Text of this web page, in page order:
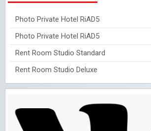
Photo Private Hotel RiAD5
Photo Private Hotel RiAD5
Rent Room Studio Standard
Rent Room Studio Deluxe